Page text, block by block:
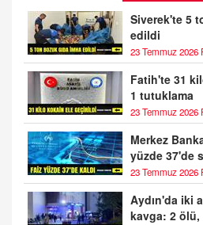
Siverek'te 5
edildi
23 Temmuz 2026
Fatih'te 31
1 tutuklama
23 Temmuz 2026
Merkez
yüzde 37'de
23 Temmuz 2026
Aydın'da iki
kavga: 2 ölü,